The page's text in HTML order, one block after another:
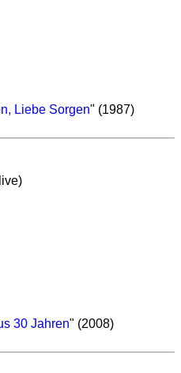
Liebe Sorgen" (1987)
30 Jahren" (2008)